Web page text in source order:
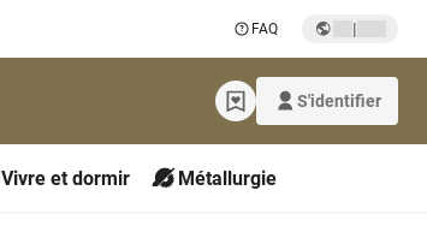
FAQ |
S'identifier
Vivre et dormir Métallurgie